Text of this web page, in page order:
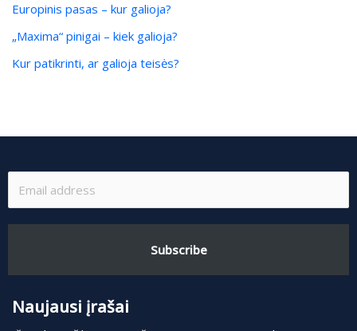
Europinis pasas – kur galioja?
„Maxima“ pinigai – kiek galioja?
Kur patikrinti, ar galioja teisės?
Subscribe
Naujausi įrašai